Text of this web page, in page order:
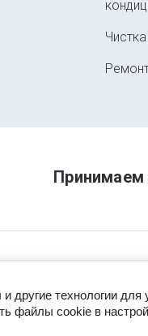
Принимаем
другие технологии
файлы cookie в